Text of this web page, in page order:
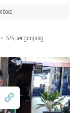
575 pengunjung